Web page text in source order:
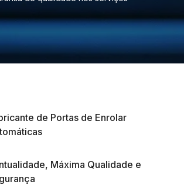
de Portas de Enrolar
Máxima Qualidade e